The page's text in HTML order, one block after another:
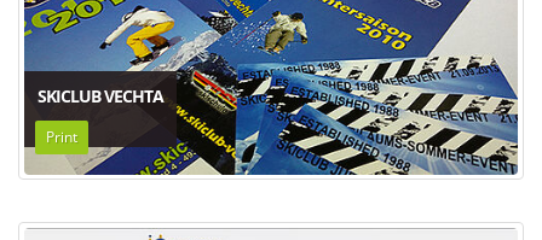
SKICLUB VECHTA
Print